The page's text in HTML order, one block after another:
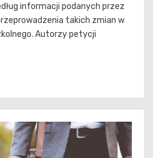
informacji podanych przez
takich zmian w
Autorzy petycji